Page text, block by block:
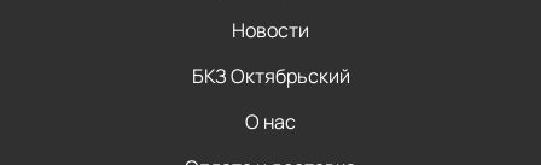
Новости
БКЗ Октябрьский
О нас